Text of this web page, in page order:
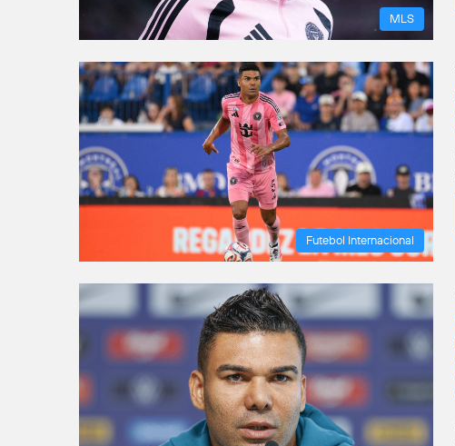
MLS
Futebol Internacional